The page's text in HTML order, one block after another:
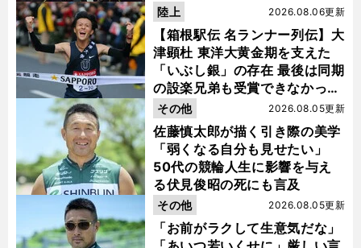
【箱根駅伝 名ランナー列伝】大
津顕杜 東洋大黄金期を支えた
「いぶし銀」の存在 最後は同期
の設楽兄弟も受賞できなかった
金栗杯に輝く
2026.08.06更新
陸上
佐藤慎太郎が描く引き際の美学
「弱くなる自分も見せたい」
50代の競輪人生に影響を与え
る伏見俊昭の死にも言及
2026.08.05更新
その他
「お前がラクして生意気だな」
2026.08.05更新
その他